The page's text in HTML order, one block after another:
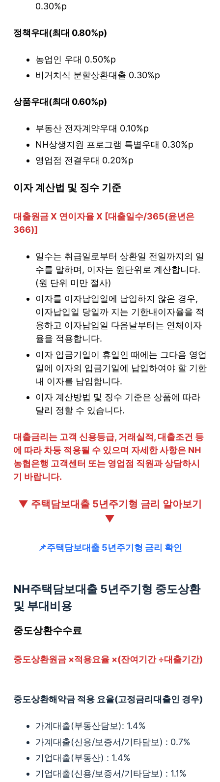
0.30%p
정책우대(최대 0.80%p)
농업인 우대 0.50%p
비거치식 분할상환대출 0.30%p
상품우대(최대 0.60%p)
부동산 전자계약우대 0.10%p
NH상생지원 프로그램 특별우대 0.30%p
영업점 전결우대 0.20%p
이자 계산법 및 징수 기준
대출원금 X 연이자율 X [대출일수/365(윤년은
366)]
일수는 취급일로부터 상환일 전일까지의 일
수를 말하며, 이자는 원단위로 계산합니다.
(원 단위 미만 절사)
이자를 이자납입일에 납입하지 않은 경우,
이자납입일 당일까 지는 기한내이자율을 적
용하고 이자납입일 다음날부터는 연체이자
율을 적용합니다.
이자 입금기일이 휴일인 때에는 그다음 영업
일에 이자의 입금기일에 납입하여야 할 기한
내 이자를 납입합니다.
이자 계산방법 및 징수 기준은 상품에 따라
달리 정할 수 있습니다.
대출금리는 고객 신용등급, 거래실적, 대출조건 등
에 따라 차등 적용될 수 있으며 자세한 사항은 NH
농협은행 고객센터 또는 영업점 직원과 상담하시
기 바랍니다.
▼ 주택담보대출 5년주기형 금리 알아보기
▼
📌주택담보대출 5년주기형 금리 확인
NH주택담보대출 5년주기형 중도상환
및 부대비용
중도상환수수료
중도상환원금 ×적용요율 ×(잔여기간 ÷대출기간)
중도상환해약금 적용 요율(고정금리대출인 경우)
가계대출(부동산담보): 1.4%
가계대출(신용/보증서/기타담보) : 0.7%
기업대출(부동산) : 1.4%
기업대출(신용/보증서/기타담보) : 1.1%